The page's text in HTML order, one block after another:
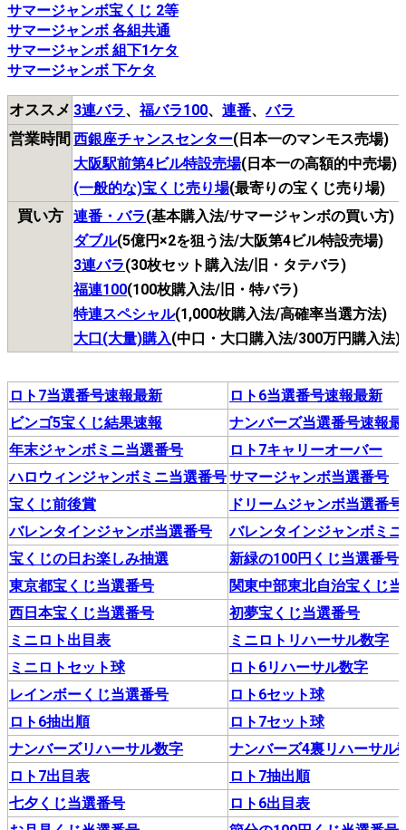
サマージャンボ宝くじ 2等
サマージャンボ 各組共通
サマージャンボ 組下1ケタ
サマージャンボ 下ケタ
オススメ 3連バラ、福バラ100、連番、バラ
営業時間 西銀座チャンスセンター(日本一のマンモス売場)
大阪駅前第4ビル特設売場(日本一の高額的中売場)
(一般的な)宝くじ売り場(最寄りの宝くじ売り場)
買い方 連番・バラ(基本購入法/サマージャンボの買い方)
ダブル(5億円×2を狙う法/大阪第4ビル特設売場)
3連バラ(30枚セット購入法/旧・タテバラ)
福連100(100枚購入法/旧・特バラ)
特連スペシャル(1,000枚購入法/高確率当選方法)
大口(大量)購入(中口・大口購入法/300万円購入法)
ロト7当選番号速報最新
ロト6当選番号速報最新
ビンゴ5宝くじ結果速報
ナンバーズ当選番号速報
年末ジャンボミニ当選番号
ロト7キャリーオーバー
ハロウィンジャンボミニ当選番号サマージャンボ当選番号
宝くじ前後賞
ドリームジャンボ当選番号
バレンタインジャンボ当選番号
バレンタインジャンボミ
宝くじの日お楽しみ抽選
新緑の100円くじ当選番号
東京都宝くじ当選番号
関東中部東北自治宝くじ
西日本宝くじ当選番号
初夢宝くじ当選番号
ミニロト出目表
ミニロトリハーサル数字
ミニロトセット球
ロト6リハーサル数字
レインボーくじ当選番号
ロト6セット球
ロト6抽出順
ロト7セット球
ナンバーズリハーサル数字
ナンバーズ4裏リハーサル
ロト7出目表
ロト7抽出順
七夕くじ当選番号
ロト6出目表